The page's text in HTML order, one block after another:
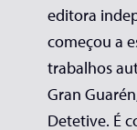
editora
começou a
trabalhos
Gran
Detetive. É